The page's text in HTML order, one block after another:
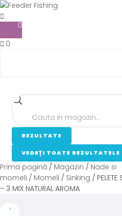
0
0
REZULTATE
VEDEȚI TOATE REZULTATELE
Prima pagină / Magazin / Nade si
momeli / Momeli / Sinking / PELETE
– 3 MIX NATURAL AROMA